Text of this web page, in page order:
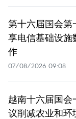
第十六届国会第
享电信基础设施
作
07/08/2026 09:08
越南十六届国
议削减农业和环